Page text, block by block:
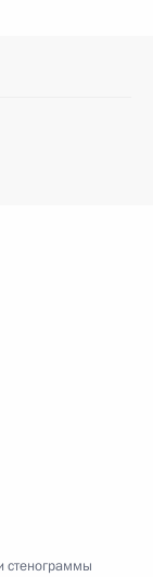
стенограммы